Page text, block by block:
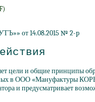
)
от 14.08.2015 № 2-p
цели и общие принципы
в ООО «Мануфактуры
и предусматривает